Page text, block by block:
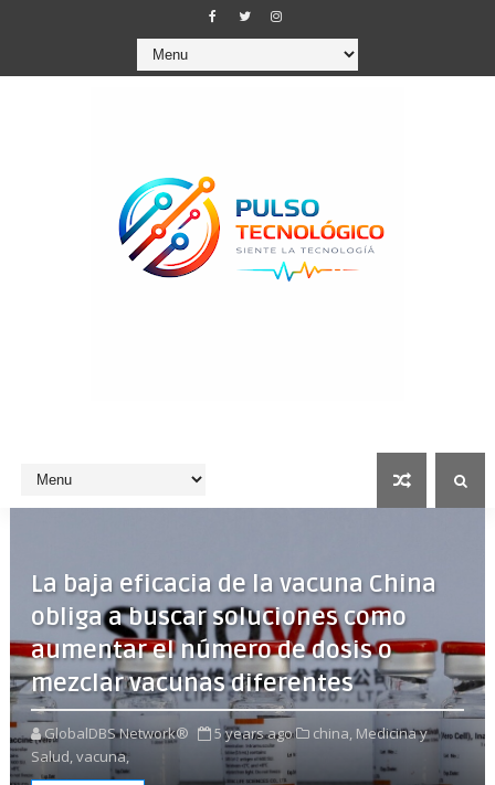
La baja eficacia de la vacuna China
obliga a buscar soluciones como
aumentar el número de dosis o
mezclar vacunas diferentes
GlobalDBS Network® 5 years ago china, Medicina y
Salud,vacuna,